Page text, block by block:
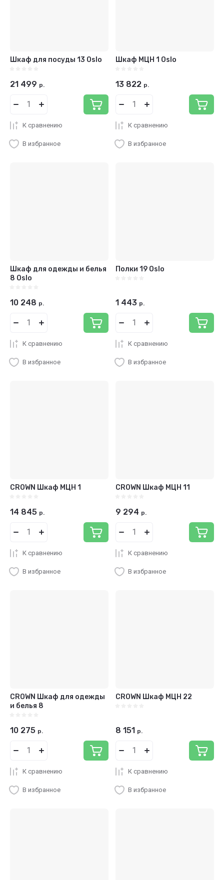
Шкаф для посуды 13 Oslo
21 499 р.
К сравнению
В избранное
Шкаф МЦН 1 Oslo
13 822 р.
К сравнению
В избранное
Шкаф для одежды и белья
8 Oslo
10 248 р.
К сравнению
В избранное
Полки 19 Oslo
1 443 р.
К сравнению
В избранное
CROWN Шкаф МЦН 1
14 845 р.
К сравнению
В избранное
CROWN Шкаф МЦН 11
9 294 р.
К сравнению
В избранное
CROWN Шкаф для одежды
и белья 8
10 275 р.
К сравнению
В избранное
CROWN Шкаф МЦН 22
8 151 р.
К сравнению
В избранное